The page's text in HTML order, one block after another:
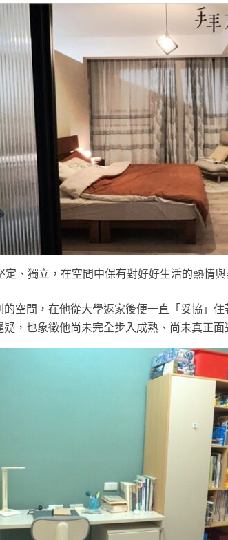
、獨立，在空間中保有對好好生活的熱情
空間，在他從大學返家後便一直「妥協」
，也象徵他尚未完全步入成熟、尚未真正面